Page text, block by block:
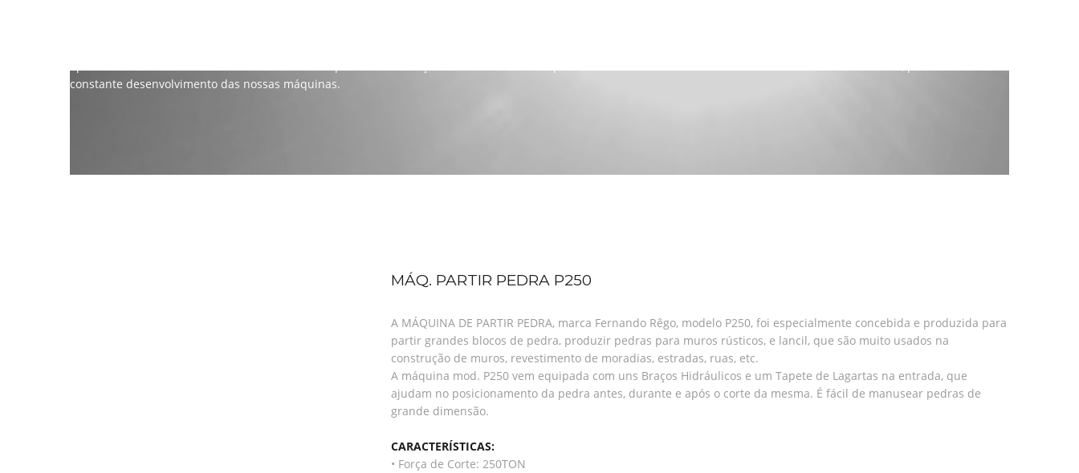
constante desenvolvimento das nossas máquinas.
MÁQ. PARTIR PEDRA P250
A MÁQUINA DE PARTIR PEDRA, marca Fernando Rêgo, modelo P250, foi especialmente concebida e produzida para
partir grandes blocos de pedra, produzir pedras para muros rústicos, e lancil, que são muito usados na
construção de muros, revestimento de moradias, estradas, ruas, etc.
A máquina mod. P250 vem equipada com uns Braços Hidráulicos e um Tapete de Lagartas na entrada, que
ajudam no posicionamento da pedra antes, durante e após o corte da mesma. É fácil de manusear pedras de
grande dimensão.
CARACTERÍSTICAS:
• Força de Corte: 250TON